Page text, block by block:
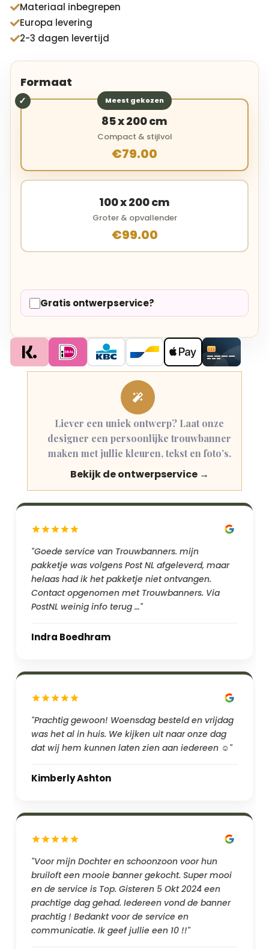
Materiaal inbegrepen
Europa levering
2-3 dagen levertijd
Formaat
Meest gekozen
85 x 200 cm
Compact & stijlvol
€79.00
100 x 200 cm
Groter & opvallender
€99.00
Gratis ontwerpservice?

Liever een uniek ontwerp? Laat onze
designer een persoonlijke trouwbanner
maken met jullie kleuren, tekst en foto’s.
Bekijk de ontwerpservice →
"Goede service van Trouwbanners. mijn
pakketje was volgens Post NL afgeleverd, maar
helaas had ik het pakketje niet ontvangen.
Contact opgenomen met Trouwbanners. Via
PostNL weinig info terug …"
Indra Boedhram
"Prachtig gewoon! Woensdag besteld en vrijdag
was het al in huis. We kijken uit naar onze dag
dat wij hem kunnen laten zien aan iedereen ☺️"
Kimberly Ashton
"Voor mijn Dochter en schoonzoon voor hun
bruiloft een mooie banner gekocht. Super mooi
en de service is Top. Gisteren 5 Okt 2024 een
prachtige dag gehad. Iedereen vond de banner
prachtig ! Bedankt voor de service en
communicatie. Ik geef jullie een 10 !!"